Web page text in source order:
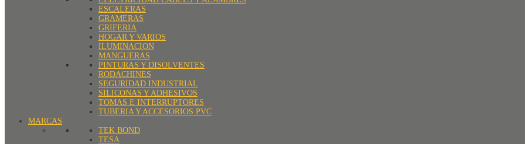
ESCALERAS
GRAMERAS
GRIFERIA
HOGAR Y VARIOS
ILUMINACION
MANGUERAS
PINTURAS Y DISOLVENTES
RODACHINES
SEGURIDAD INDUSTRIAL
SILICONAS Y ADHESIVOS
TOMAS E INTERRUPTORES
TUBERIA Y ACCESORIOS PVC
MARCAS
TEK BOND
TESA